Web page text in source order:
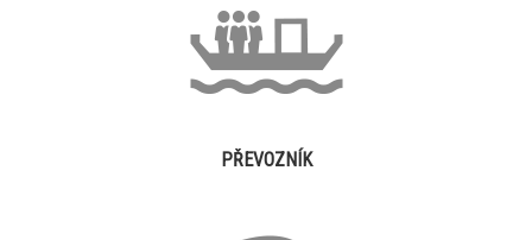
PŘEVOZNÍK